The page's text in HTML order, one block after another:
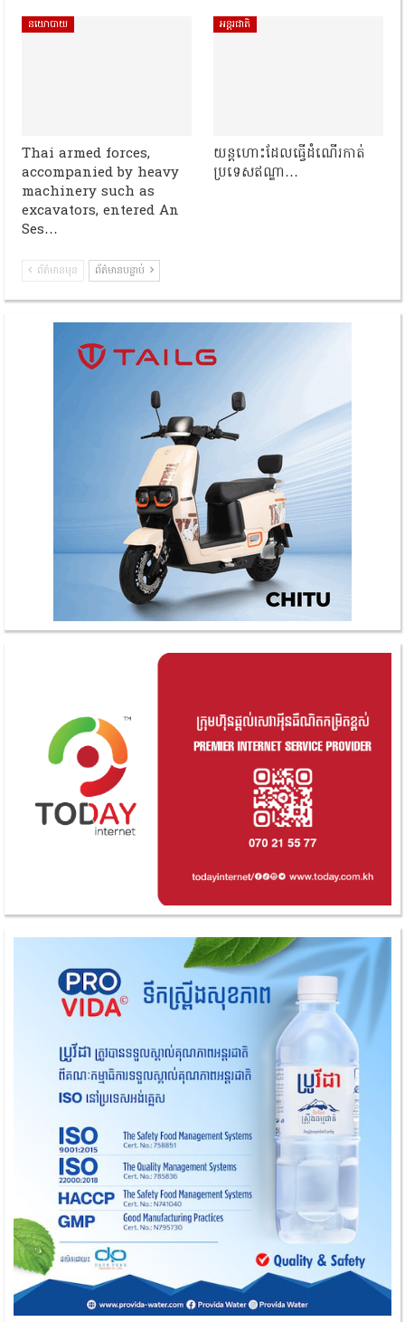
នយោបាយ
Thai armed forces,
accompanied by heavy
machinery such as
excavators, entered An
Ses…
អន្តរជាតិ
យន្តហោះដែលធ្វើដំណើរកាត់
ប្រទេសឥណ្ឌា…
ព័ត៌មានមុន ព័ត៌មានបន្ទាប់